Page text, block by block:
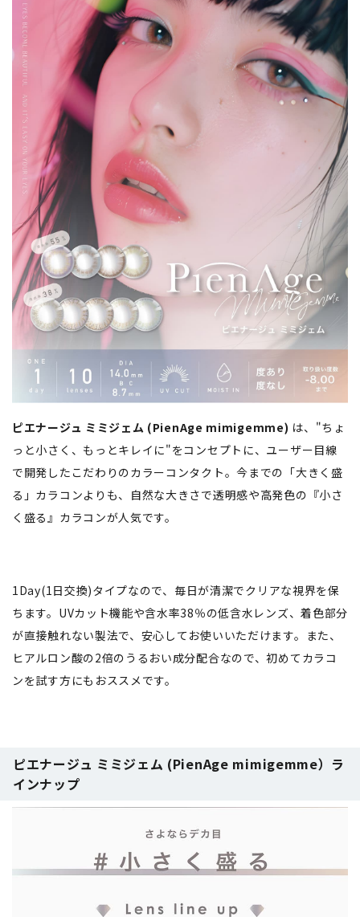
ピエナージュ ミミジェム (PienAge mimigemme) は、"ちょ
っと小さく、もっとキレイに"をコンセプトに、ユーザー目線
で開発したこだわりのカラーコンタクト。今までの「大きく盛
る」カラコンよりも、自然な大きさで透明感や高発色の『小さ
く盛る』カラコンが人気です。
1Day(1日交換)タイプなので、毎日が清潔でクリアな視界を保
ちます。UVカット機能や含水率38％の低含水レンズ、着色部分
が直接触れない製法で、安心してお使いいただけます。また、
ヒアルロン酸の2倍のうるおい成分配合なので、初めてカラコ
ンを試す方にもおススメです。
ピエナージュ ミミジェム (PienAge mimigemme）ラ
インナップ